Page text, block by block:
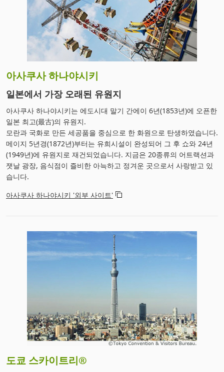
아사쿠사 하나야시키
일본에서 가장 오래된 유원지
아사쿠사 하나야시키는 에도시대 말기 간에이 6년(1853년)에 오픈한
일본 최고(最古)의 유원지.
모란과 국화로 만든 세공품을 중심으로 한 화원으로 탄생하였습니다.
메이지 5년경(1872년)부터는 유희시설이 완성되어 그 후 쇼와 24년
(1949년)에 유원지로 재건되었습니다. 지금은 20종류의 어트랙션과
잿날 광장, 음식점이 즐비한 아늑하고 정겨운 곳으로서 사랑받고 있
습니다.
아사쿠사 하나야시키 '외부 사이트'
도쿄 스카이트리®